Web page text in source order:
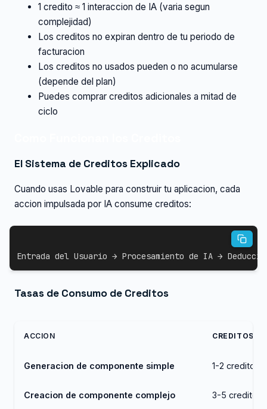
1 credito ≈ 1 interaccion de IA (varia segun
complejidad)
Los creditos no expiran dentro de tu periodo de
facturacion
Los creditos no usados pueden o no acumularse
(depende del plan)
Puedes comprar creditos adicionales a mitad de
ciclo
El Sistema de Creditos Explicado
Cuando usas Lovable para construir tu aplicacion, cada
accion impulsada por IA consume creditos:
Entrada del Usuario → Procesamiento de IA →
Tasas de Consumo de Creditos
ACCION CREDITOS
Generacion de componente simple 1-2 creditos
Creacion de componente complejo 3-5 creditos